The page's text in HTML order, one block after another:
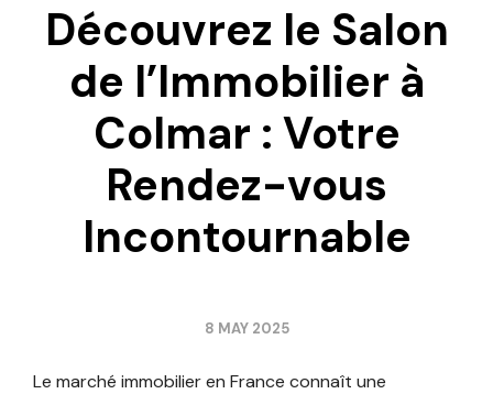
Découvrez le Salon
de l’Immobilier à
Colmar : Votre
Rendez-vous
Incontournable
8 MAY 2025
Le marché immobilier en France connaît une